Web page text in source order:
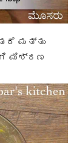
ಮತ್ತು
ಮಿಶ್ರಣ